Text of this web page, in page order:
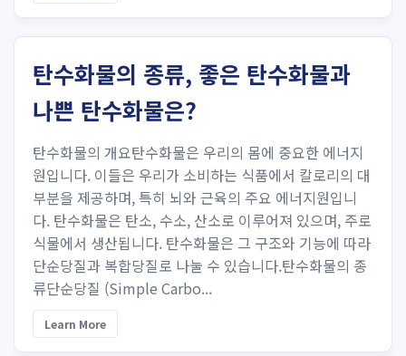
탄수화물의 종류, 좋은 탄수화물과
나쁜 탄수화물은?
탄수화물의 개요탄수화물은 우리의 몸에 중요한 에너지
원입니다. 이들은 우리가 소비하는 식품에서 칼로리의 대
부분을 제공하며, 특히 뇌와 근육의 주요 에너지원입니
다. 탄수화물은 탄소, 수소, 산소로 이루어져 있으며, 주로
식물에서 생산됩니다. 탄수화물은 그 구조와 기능에 따라
단순당질과 복합당질로 나눌 수 있습니다.탄수화물의 종
류단순당질 (Simple Carbo...
Learn More